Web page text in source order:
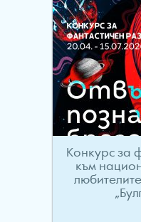
Конкурс за
към